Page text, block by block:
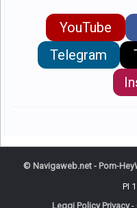
YouTube
Telegram
© Navigaweb.net - Pom-
PI
Leggi Policy Privacy-